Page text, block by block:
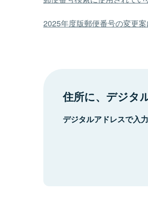
2025年度版郵便番号の変更
住所に、デジタ
デジタルアドレスで入